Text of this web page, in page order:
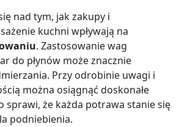
nad tym, jak zakupy i
kuchni wpływają na
. Zastosowanie wag
do płynów może znacznie
Przy odrobinie uwagi i
można osiągnąć doskonałe
sprawi, że każda potrawa stanie się
podniebienia.